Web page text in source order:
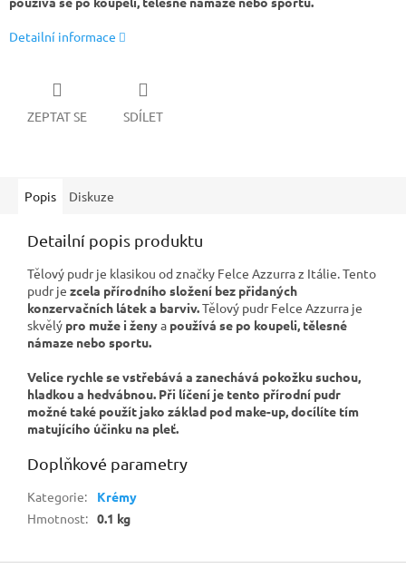
Detailní informace
ZEPTAT SE SDÍLET
Popis Diskuze
Detailní popis produktu
Tělový pudr je klasikou od značky Felce Azzurra z Itálie. Tento
pudr je zcela přírodního složení bez přidaných
konzervačních látek a barviv.Tělový pudr Felce Azzurra je
skvělý pro muže i ženya používá se po koupeli, tělesné
námaze nebo sportu.
Velice rychle se vstřebává a zanechává pokožku suchou,
hladkou a hedvábnou. Při líčení je tento přírodní pudr
možné také použít jako základ pod make-up, docílíte tím
matujícího účinku na pleť.
Doplňkové parametry
Kategorie:
Krémy
Hmotnost: 0.1 kg
Z